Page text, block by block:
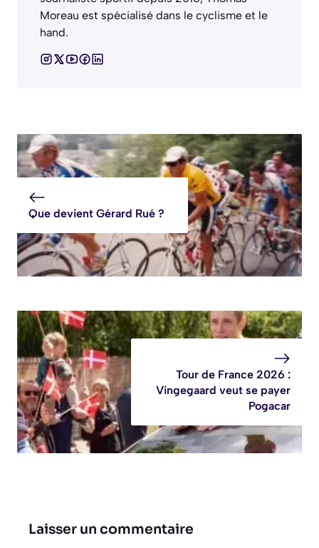
Moreau est spécialisé dans le cyclisme et le
hand.
Que devient Gérard Rué ?
Tour de France 2026 :
Vingegaard veut se payer
Pogacar
Laisser un commentaire